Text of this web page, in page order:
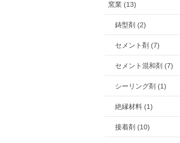
窯業 (13)
鋳型剤 (2)
セメント剤 (7)
セメント混和剤 (7)
シーリング剤 (1)
絶縁材料 (1)
接着剤 (10)